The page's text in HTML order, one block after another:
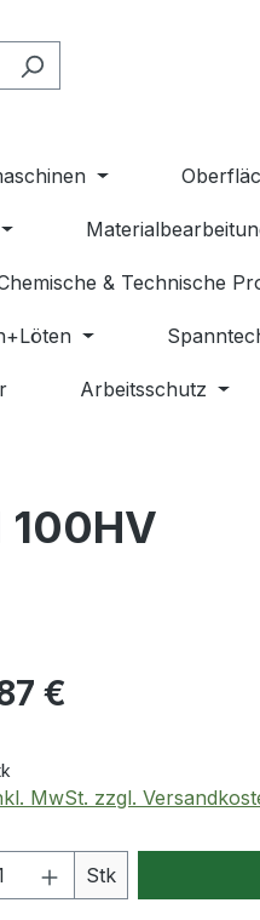
& Technische
Arbeitsschutz
Preis:
€
MwSt. zzgl.
Anzahl: Gib
Stk